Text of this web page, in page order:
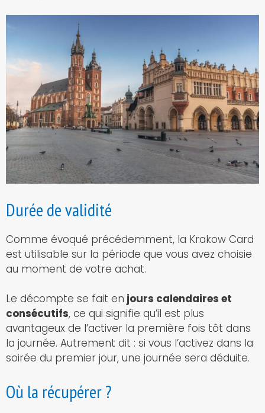
Durée de validité
Comme évoqué précédemment, la Krakow Card
est utilisable sur la période que vous avez choisie
au moment de votre achat.
Le décompte se fait en jours calendaires et
consécutifs, ce qui signifie qu’il est plus
avantageux de l’activer la première fois tôt dans
la journée. Autrement dit : si vous l’activez dans la
soirée du premier jour, une journée sera déduite.
Où la récupérer ?